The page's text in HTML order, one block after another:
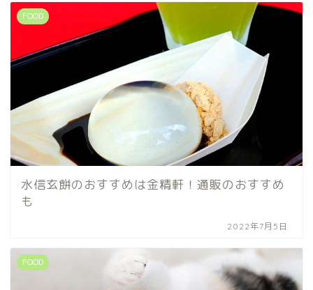
FOOD
水信玄餅のおすすめは金精軒！通販のおすすめ
も
2022年7月5日
FOOD